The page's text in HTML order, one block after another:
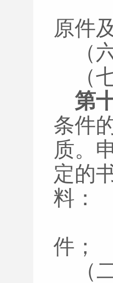
原件
（
（
第
条件
质。
定的
料：
件；
（